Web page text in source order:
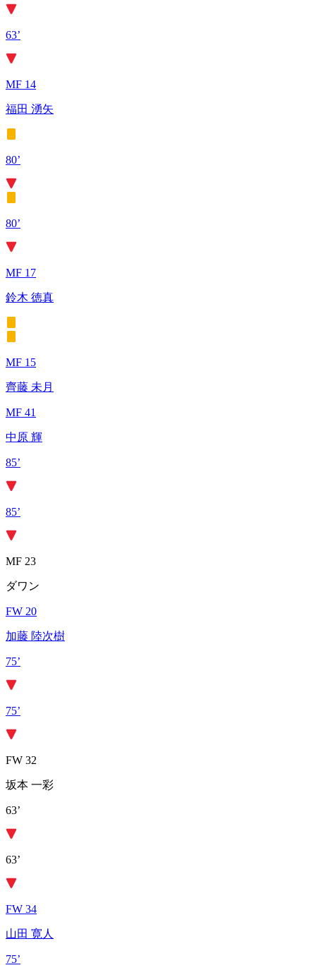
63’
MF 14
福田 湧矢
80’
80’
MF 17
鈴木 徳真
MF 15
齊藤 未月
MF 41
中原 輝
85’
85’
MF 23
ダワン
FW 20
加藤 陸次樹
75’
75’
FW 32
坂本 一彩
63’
63’
FW 34
山田 寛人
75’